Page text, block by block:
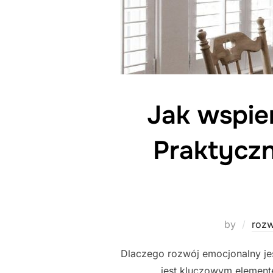
Jak
by
Dlaczego rozwój emocjonalny